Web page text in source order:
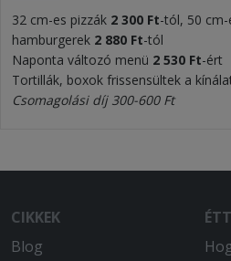
32 cm-es pizzák 2 300 Ft-tól, 50 cm-
hamburgerek 2 880 Ft-tól
Naponta változó menü 2 530 Ft-ért
Tortillák, boxok frissensültek a
Csomagolási díj 300-600 Ft
CIKKEK
Blog